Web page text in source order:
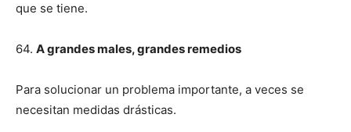
que se tiene.
64. A grandes males, grandes remedios
Para solucionar un problema importante, a veces se
necesitan medidas drásticas.